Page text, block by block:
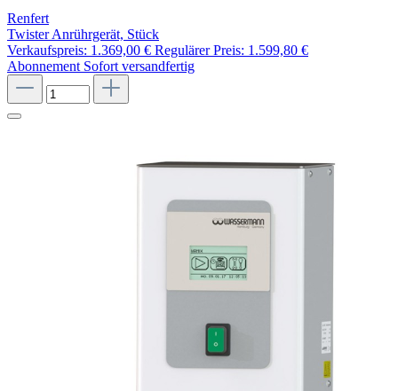
Renfert
Twister Anrührgerät, Stück
Verkaufspreis: 1.369,00 € Regulärer Preis: 1.599,80 €
Abonnement Sofort versandfertig